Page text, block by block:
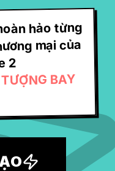
hảo từng
mại của
2
BAY